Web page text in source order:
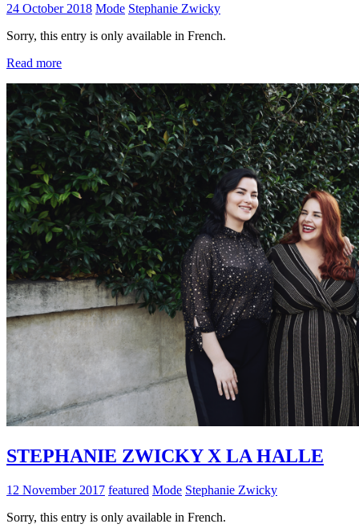
24 October 2018 Mode Stephanie Zwicky
Sorry, this entry is only available in French.
Read more
STEPHANIE ZWICKY X LA HALLE
12 November 2017 featured Mode Stephanie Zwicky
Sorry, this entry is only available in French.